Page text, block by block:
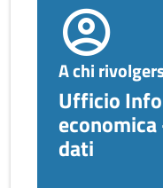
A chi
Ufficio
dati